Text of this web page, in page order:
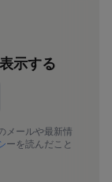
示する
メールや最新情
ーを読んだこと